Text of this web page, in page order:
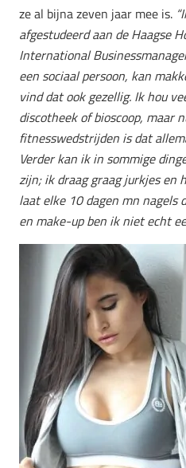
ze al bijna zeven jaar mee is.
afgestudeerd aan de Haagse
International
een sociaal persoon, kan
vind dat ook gezellig. Ik hou
discotheek of bioscoop, maar
fitnesswedstrijden is dat
Verder kan ik in sommige
zijn; ik draag graag jurkjes en
laat elke 10 dagen mn
en make-up ben ik niet echt